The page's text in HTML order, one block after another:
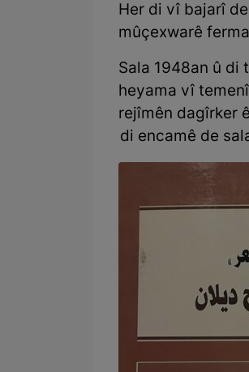
Her di vî bajarî
mûçexwarê
Sala 1948an û di
heyama vî
rejîmên dagîrker
di encamê de